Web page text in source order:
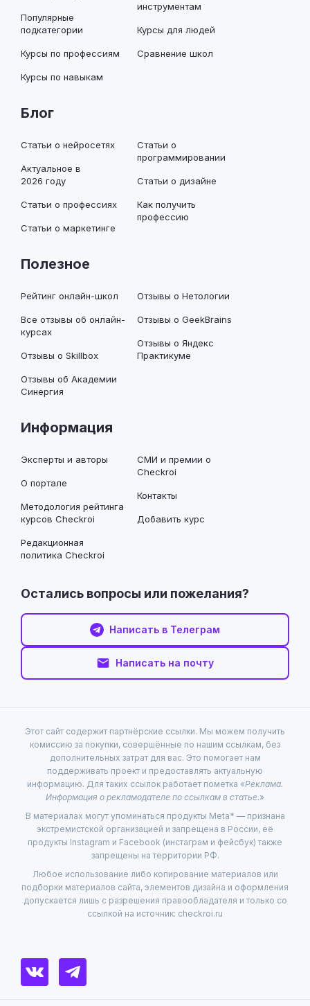
Популярные
подкатегории
Курсы по профессиям
Курсы по навыкам
инструментам
Курсы для людей
Сравнение школ
Блог
Статьи о нейросетях
Актуальное в
2026 году
Статьи о профессиях
Статьи о маркетинге
Статьи о
программировании
Статьи о дизайне
Как получить
профессию
Полезное
Рейтинг онлайн-школ
Все отзывы об онлайн-
курсах
Отзывы о Skillbox
Отзывы об Академии
Синергия
Отзывы о Нетологии
Отзывы о GeekBrains
Отзывы о Яндекс
Практикуме
Информация
Эксперты и авторы
О портале
Методология рейтинга
курсов Checkroi
Редакционная
политика Checkroi
СМИ и премии о
Checkroi
Контакты
Добавить курс
Остались вопросы или пожелания?
Написать в Телеграм
Написать на почту
Этот сайт содержит партнёрские ссылки. Мы можем получить
комиссию за покупки, совершённые по нашим ссылкам, без
дополнительных затрат для вас. Это помогает нам
поддерживать проект и предоставлять актуальную
информацию. Для таких ссылок работает пометка «Реклама.
Информация о рекламодателе по ссылкам в статье.»
В материалах могут упоминаться продукты Meta* — признана
экстремистской организацией и запрещена в России, её
продукты Instagram и Facebook (инстаграм и фейсбук) также
запрещены на территории РФ.
Любое использование либо копирование материалов или
подборки материалов сайта, элементов дизайна и оформления
допускается лишь с разрешения правообладателя и только со
ссылкой на источник: checkroi.ru